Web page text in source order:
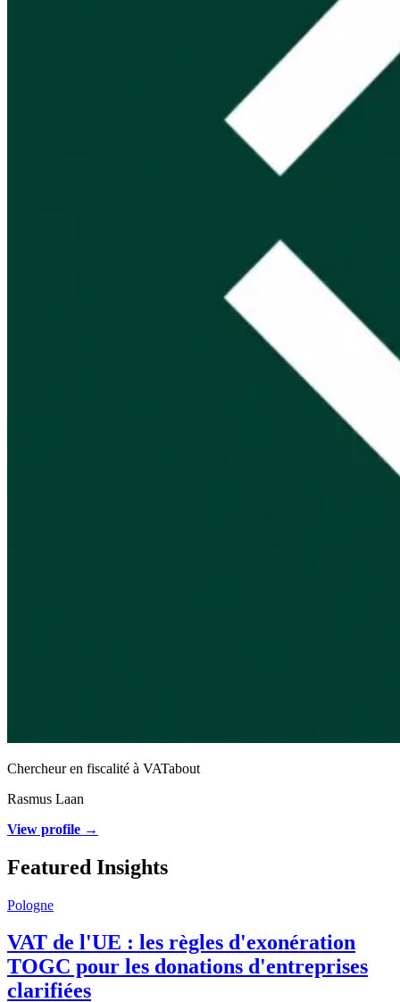
Chercheur en fiscalité à VATabout
Rasmus Laan
View profile →
Featured Insights
Pologne
VAT de l'UE : les règles d'exonération
TOGC pour les donations d'entreprises
clarifiées